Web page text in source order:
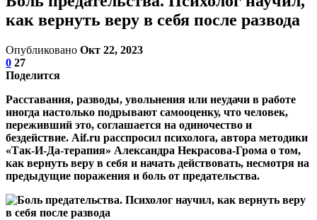
как вернуть веру в себя после развода
Опубликовано Окт 22, 2023
0 27
Поделится
Расставания, разводы, увольнения или неудачи в работе
иногда настолько подрывают самооценку, что человек,
переживший это, соглашается на одиночество и
бездействие. Aif.ru расспросил психолога, автора методики
«Так-И-Да-терапия» Александра Некрасова-Грома о том,
как вернуть веру в себя и начать действовать, несмотря на
предыдущие поражения и боль от предательства.